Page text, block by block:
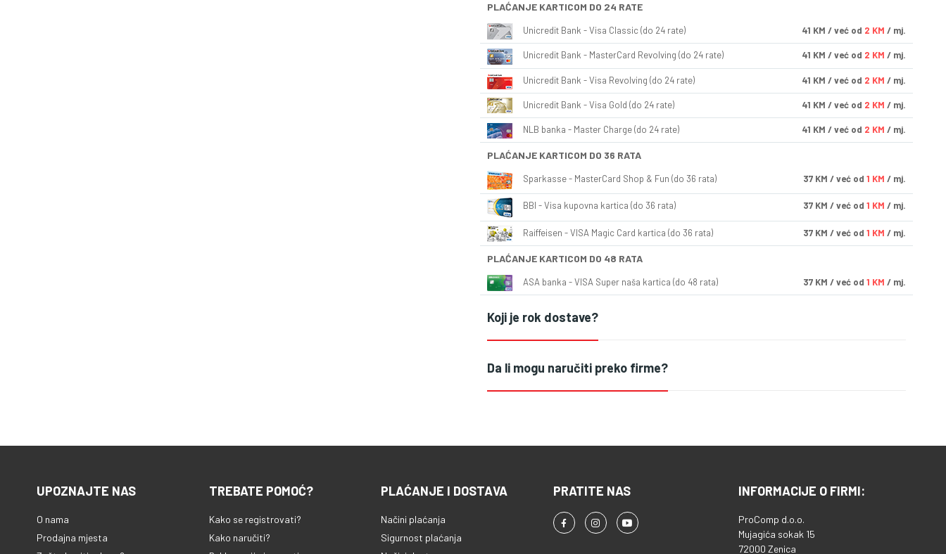
PLAĆANJE KARTICOM DO 24 RATE
Unicredit Bank - Visa Classic (do 24 rate) 41 KM / već od 2 KM / mj.
Unicredit Bank - MasterCard Revolving (do 24 rate) 41 KM / već od 2 KM / mj.
Unicredit Bank - Visa Revolving (do 24 rate) 41 KM / već od 2 KM / mj.
Unicredit Bank - Visa Gold (do 24 rate) 41 KM / već od 2 KM / mj.
NLB banka - Master Charge (do 24 rate) 41 KM / već od 2 KM / mj.
PLAĆANJE KARTICOM DO 36 RATA
Sparkasse - MasterCard Shop & Fun (do 36 rata) 37 KM / već od 1 KM / mj.
BBI - Visa kupovna kartica (do 36 rata) 37 KM / već od 1 KM / mj.
Raiffeisen - VISA Magic Card kartica (do 36 rata) 37 KM / već od 1 KM / mj.
PLAĆANJE KARTICOM DO 48 RATA
ASA banka - VISA Super naša kartica (do 48 rata) 37 KM / već od 1 KM / mj.
Koji je rok dostave?
Da li mogu naručiti preko firme?
UPOZNAJTE NAS
O nama
Prodajna mjesta
TREBATE POMOĆ?
Kako se registrovati?
Kako naručiti?
PLAĆANJE I DOSTAVA
Načini plaćanja
Sigurnost plaćanja
PRATITE NAS INFORMACIJE O FIRMI:
ProComp d.o.o.
Mujagića sokak 15
72000 Zenica